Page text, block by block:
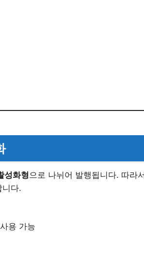
성화형으로 나뉘어 발행됩니다. 따라
니다.
용 가능